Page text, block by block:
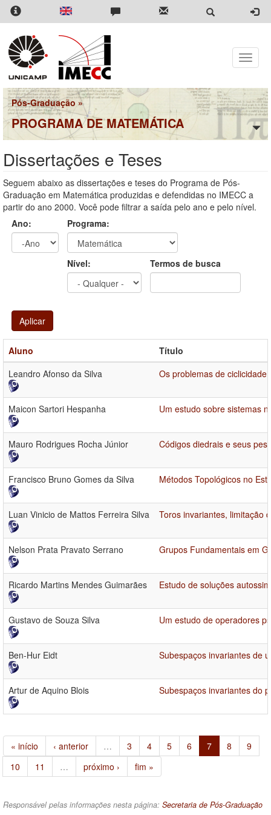
Pular
para
conteúdo
principal
Toggle
Pós-Graduação »
PROGRAMA DE MATEMÁTICA
Dissertações e Teses
Seguem abaixo as dissertações e teses do Programa de Pós-
Graduação em Matemática produzidas e defendidas no IMECC a
partir do ano 2000. Você pode filtrar a saída pelo ano e pelo nível.
Ano:
Programa:
Nível: Termos de busca
Aplicar
Aluno
Título
Leandro Afonso da Silva
Os problemas de
Maicon Sartori Hespanha Um estudo sobre sistemas
Mauro Rodrigues Rocha Júnior Códigos diedrais e seus
Francisco Bruno Gomes da Silva Métodos Topológicos no
Luan Vinicio de Mattos Ferreira Silva Toros invariantes, limitação
Nelson Prata Pravato Serrano Grupos Fundamentais em
Ricardo Martins Mendes Guimarães Estudo de soluções
Gustavo de Souza Silva Um estudo de operadores
Ben-Hur Eidt Subespaços invariantes de
Artur de Aquino Blois Subespaços invariantes do
« início ‹ anterior … 3 4 5 6 7 8
9
10
11 … próximo › fim »
Responsável pelas informações nesta página: Secretaria de Pós-Graduação